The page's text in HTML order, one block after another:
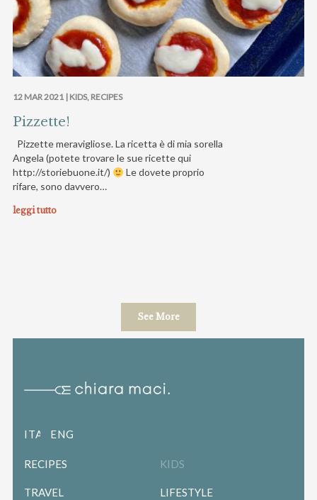
12 MAR 2021 | KIDS, RECIPES
Pizzette!
Pizzette meravigliose. La ricetta è di mia sorella
Angela (potete trovare le sue ricette qui
http://storiebuone.it/)
Le dovete proprio
rifare, sono davvero…
leggi tutto
See More
ITALIANOENGLISH
RECIPES
TRAVEL
KIDS
LIFESTYLE